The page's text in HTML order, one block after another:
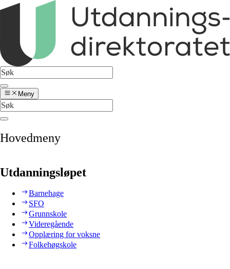
Meny
Hovedmeny
Utdanningsløpet
Barnehage
SFO
Grunnskole
Videregående
Opplæring for voksne
Folkehøgskole